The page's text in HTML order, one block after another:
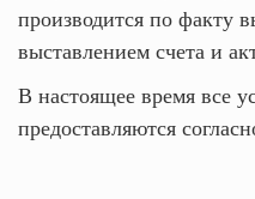
производится по факту
выставлением счета и
В настоящее время все
предоставляются